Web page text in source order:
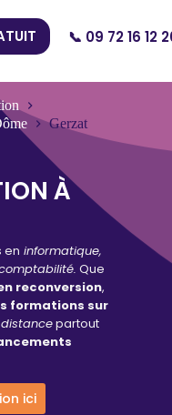
📞 09 72 16 12
Gerzat
À
en informatique,
Que
reconversion,
formations sur
partout
ici